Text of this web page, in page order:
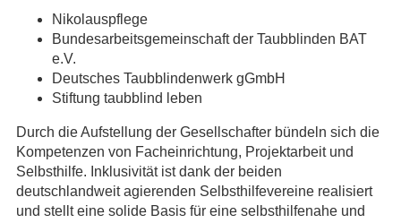
Nikolauspflege
Bundesarbeitsgemeinschaft der Taubblinden BAT
e.V.
Deutsches Taubblindenwerk gGmbH
Stiftung taubblind leben
Durch die Aufstellung der Gesellschafter bündeln sich die
Kompetenzen von Facheinrichtung, Projektarbeit und
Selbsthilfe. Inklusivität ist dank der beiden
deutschlandweit agierenden Selbsthilfevereine realisiert
und stellt eine solide Basis für eine selbsthilfenahe und